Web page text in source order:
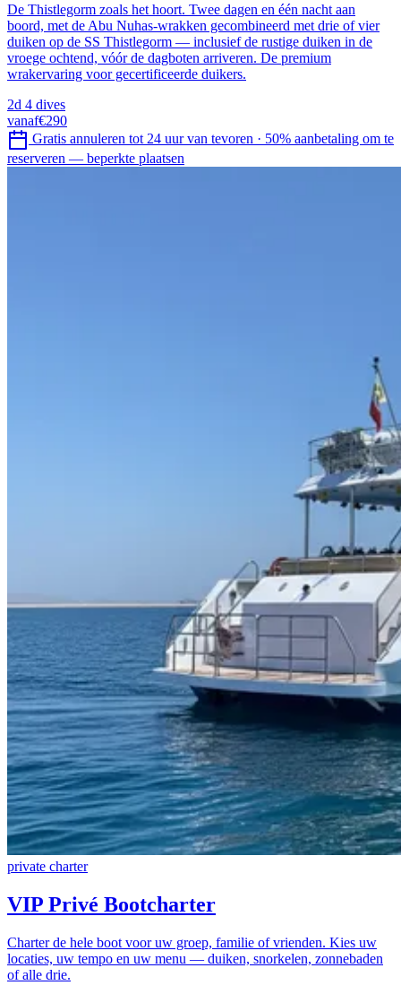
De Thistlegorm zoals het hoort. Twee dagen en één nacht aan
boord, met de Abu Nuhas-wrakken gecombineerd met drie of vier
duiken op de SS Thistlegorm — inclusief de rustige duiken in de
vroege ochtend, vóór de dagboten arriveren. De premium
wrakervaring voor gecertificeerde duikers.
2d 4 dives
vanaf€290
Gratis annuleren tot 24 uur van tevoren · 50% aanbetaling om te
reserveren — beperkte plaatsen
private charter
VIP Privé Bootcharter
Charter de hele boot voor uw groep, familie of vrienden. Kies uw
locaties, uw tempo en uw menu — duiken, snorkelen, zonnebaden
of alle drie.